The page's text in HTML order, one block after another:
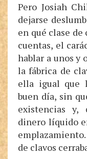
Pero Josiah
dejarse
en qué clase de
cuentas, el
hablar a unos y
la fábrica de
ella igual que
buen día, sin
existencias y,
dinero líquido
emplazamiento.
de clavos